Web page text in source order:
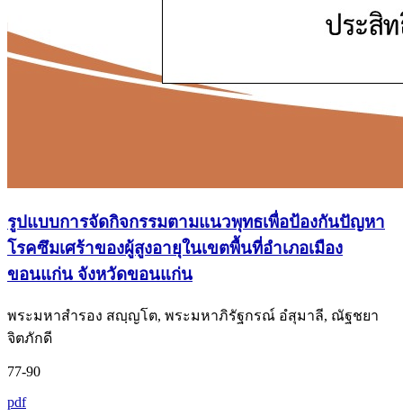
รูปแบบการจัดกิจกรรมตามแนวพุทธเพื่อป้องกันปัญหา
โรคซึมเศร้าของผู้สูงอายุในเขตพื้นที่อำเภอเมือง
ขอนแก่น จังหวัดขอนแก่น
พระมหาสำรอง สญฺญโต, พระมหาภิรัฐกรณ์ อํสุมาลี, ณัฐชยา
จิตภักดี
77-90
pdf